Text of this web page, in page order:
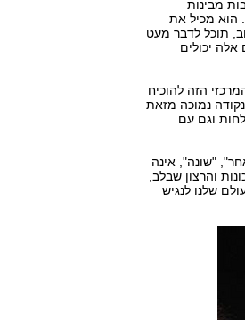
מבינות
הוא מכיל את
תוכל לדבר מעט
אלה יכולים
הזה להוכיח
נמוכה מזאת
וגם עם
"שונה", אינה
והרצון שבלב,
שלנו לנגיש